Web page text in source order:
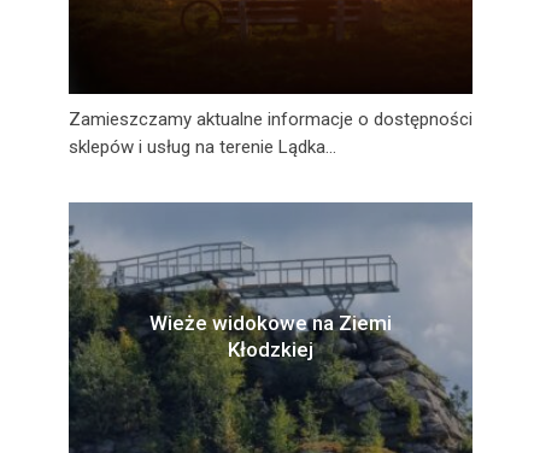
Zamieszczamy aktualne informacje o dostępności
sklepów i usług na terenie Lądka...
Wieże widokowe na Ziemi
Kłodzkiej